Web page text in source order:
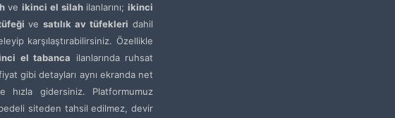
ve ikinci el silahilanlarını; ikinci
vesatılık av tüfekleri dahil
karşılaştırabilirsiniz. Özellikle
el tabanca ilanlarında ruhsat
gibi detayları aynı ekranda net
hızla gidersiniz. Platformumuz
siteden tahsil edilmez, devir